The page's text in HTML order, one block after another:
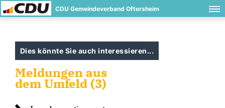
CDU Gemeindeverband Oftersheim
Dies könnte Sie auch interessieren...
Meldungen aus
dem Umfeld (3)